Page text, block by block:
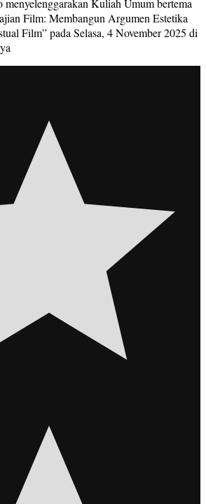
Kuliah Umum bertema
Film: Membangun Argumen Estetika
Film” pada Selasa, 4 November 2025 di